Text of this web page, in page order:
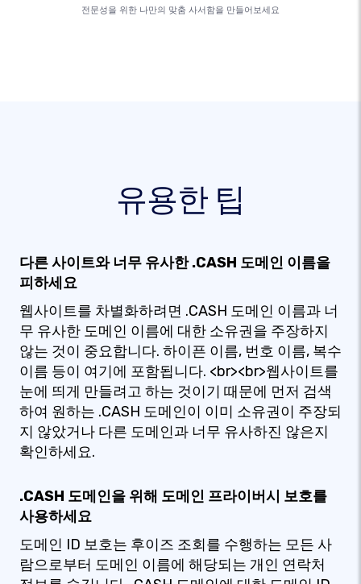
전문성을 위한 나만의 맞춤 사서함을 만들어보세요
유용한 팁
다른 사이트와 너무 유사한 .CASH 도메인 이름을
피하세요
웹사이트를 차별화하려면 .CASH 도메인 이름과 너
무 유사한 도메인 이름에 대한 소유권을 주장하지
않는 것이 중요합니다. 하이픈 이름, 번호 이름, 복수
이름 등이 여기에 포함됩니다. <br><br>웹사이트를
눈에 띄게 만들려고 하는 것이기 때문에 먼저 검색
하여 원하는 .CASH 도메인이 이미 소유권이 주장되
지 않았거나 다른 도메인과 너무 유사하진 않은지
확인하세요.
.CASH 도메인을 위해 도메인 프라이버시 보호를
사용하세요
도메인 ID 보호는 후이즈 조회를 수행하는 모든 사
람으로부터 도메인 이름에 해당되는 개인 연락처